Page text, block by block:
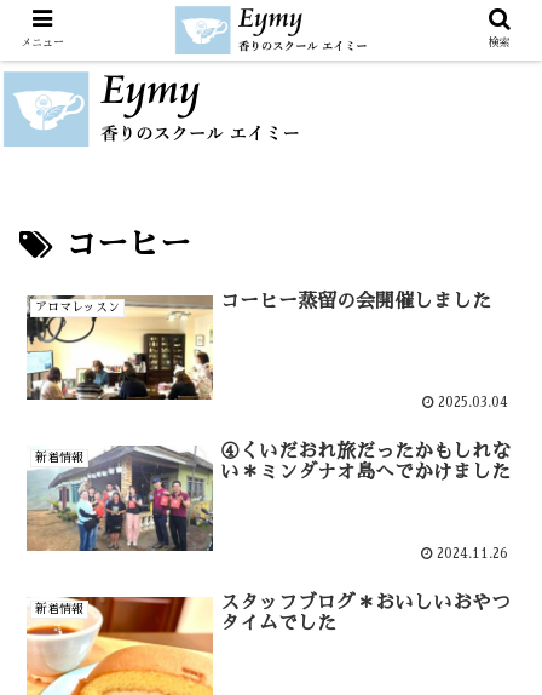
コーヒー
アロマレッスン コーヒー蒸留の会開催しました
2025.03.04
新着情報
④くいだおれ旅だったかもしれな
い＊ミンダナオ島へでかけました
2024.11.26
新着情報
スタッフブログ＊おいしいおやつ
タイムでした
メニュー 検索